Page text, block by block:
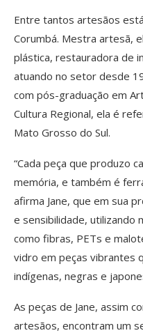
Entre tantos artesãos
Corumbá. Mestra artesã,
plástica, restauradora de
atuando no setor desde
com pós-graduação em
Cultura Regional, ela é
Mato Grosso do Sul.
“Cada peça que produzo
memória, e também é
afirma Jane, que em sua
e sensibilidade, utilizando
como fibras, PETs e
vidro em peças vibrantes
indígenas, negras e
As peças de Jane, assim
artesãos, encontram um